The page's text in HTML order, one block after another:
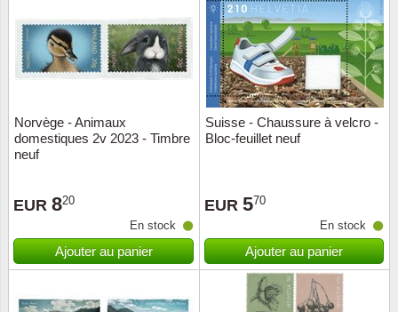
Norvège - Animaux
domestiques 2v 2023 - Timbre
neuf
EUR 820
En stock
Ajouter au panier
Suisse - Chaussure à velcro -
Bloc-feuillet neuf
EUR 570
En stock
Ajouter au panier